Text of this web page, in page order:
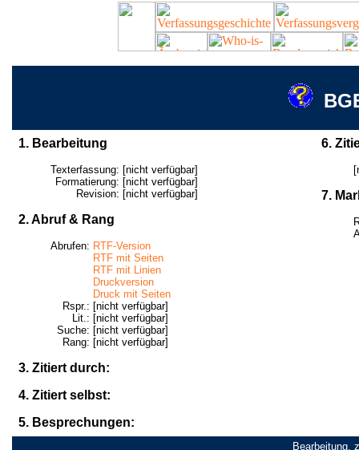
1. Bearbeitung
Texterfassung: [nicht verfügbar]
Formatierung: [nicht verfügbar]
Revision: [nicht verfügbar]
2. Abruf & Rang
Abrufen: RTF-Version
RTF mit Seiten
RTF mit Linien
Druckversion
Druck mit Seiten
Rspr.: [nicht verfügbar]
Lit.: [nicht verfügbar]
Suche: [nicht verfügbar]
Rang: [nicht verfügbar]
3. Zitiert durch:
4. Zitiert selbst:
5. Besprechungen:
6.
7.
Bearbeitung,